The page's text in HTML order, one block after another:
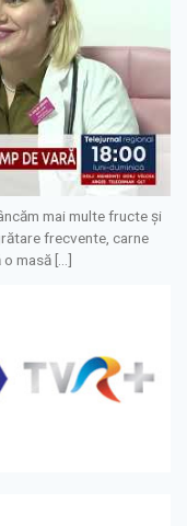
mai multe fructe și
frecvente, carne
masă […]